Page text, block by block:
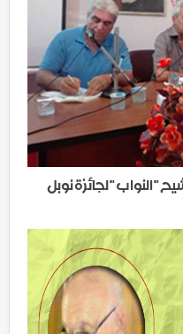
" النواب " لجائزة نوبل